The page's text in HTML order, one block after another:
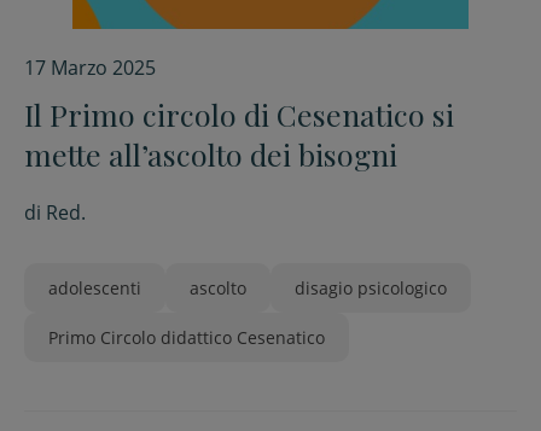
17 Marzo 2025
Il Primo circolo di Cesenatico si
mette all’ascolto dei bisogni
di Red.
adolescenti ascolto disagio psicologico
Primo Circolo didattico Cesenatico